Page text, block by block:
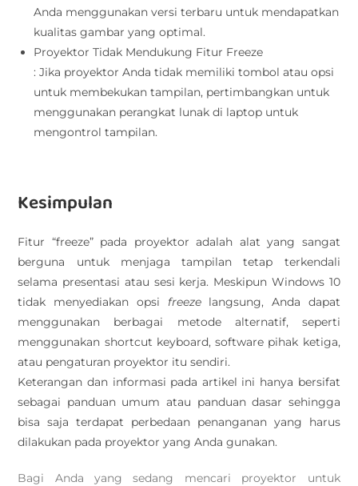
Anda menggunakan versi terbaru untuk mendapatkan
kualitas gambar yang optimal.
Proyektor Tidak Mendukung Fitur Freeze
: Jika proyektor Anda tidak memiliki tombol atau opsi
untuk membekukan tampilan, pertimbangkan untuk
menggunakan perangkat lunak di laptop untuk
mengontrol tampilan.
Kesimpulan
Fitur “freeze” pada proyektor adalah alat yang sangat
berguna untuk menjaga tampilan tetap terkendali
selama presentasi atau sesi kerja. Meskipun Windows 10
tidak menyediakan opsi freezelangsung, Anda dapat
menggunakan berbagai metode alternatif, seperti
menggunakan shortcut keyboard, software pihak ketiga,
atau pengaturan proyektor itu sendiri.
Keterangan dan informasi pada artikel ini hanya bersifat
sebagai panduan umum atau panduan dasar sehingga
bisa saja terdapat perbedaan penanganan yang harus
dilakukan pada proyektor yang Anda gunakan.
Bagi Anda yang sedang mencari proyektor untuk